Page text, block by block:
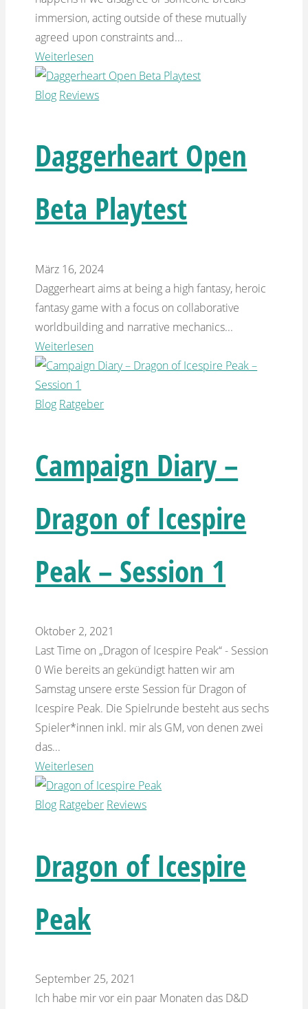
immersion, acting outside of these mutually
agreed upon constraints and...
Weiterlesen
Blog Reviews
Daggerheart Open
Beta Playtest
März 16, 2024
Daggerheart aims at being a high fantasy, heroic
fantasy game with a focus on collaborative
worldbuilding and narrative mechanics...
Weiterlesen
Blog Ratgeber
Campaign Diary –
Dragon of Icespire
Peak – Session 1
Oktober 2, 2021
Last Time on „Dragon of Icespire Peak“ - Session
0 Wie bereits an gekündigt hatten wir am
Samstag unsere erste Session für Dragon of
Icespire Peak. Die Spielrunde besteht aus sechs
Spieler*innen inkl. mir als GM, von denen zwei
das...
Weiterlesen
Blog Ratgeber Reviews
Dragon of Icespire
Peak
September 25, 2021
Ich habe mir vor ein paar Monaten das D&D